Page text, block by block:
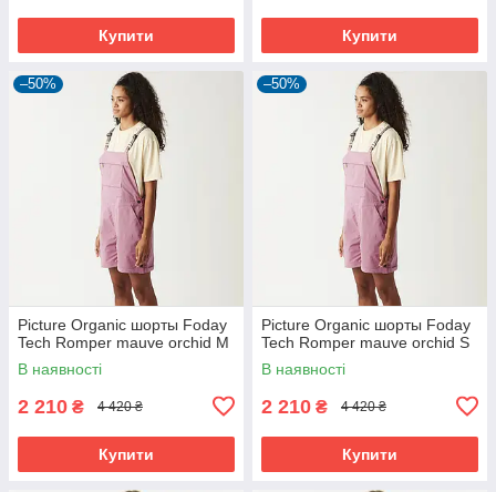
Купити Купити
–50%
Picture Organic шорты Foday
Tech Romper mauve orchid M
В наявності
2 210 ₴ 4 420 ₴
Купити
–50%
Picture Organic шорты Foday
Tech Romper mauve orchid S
В наявності
2 210 ₴ 4 420 ₴
Купити